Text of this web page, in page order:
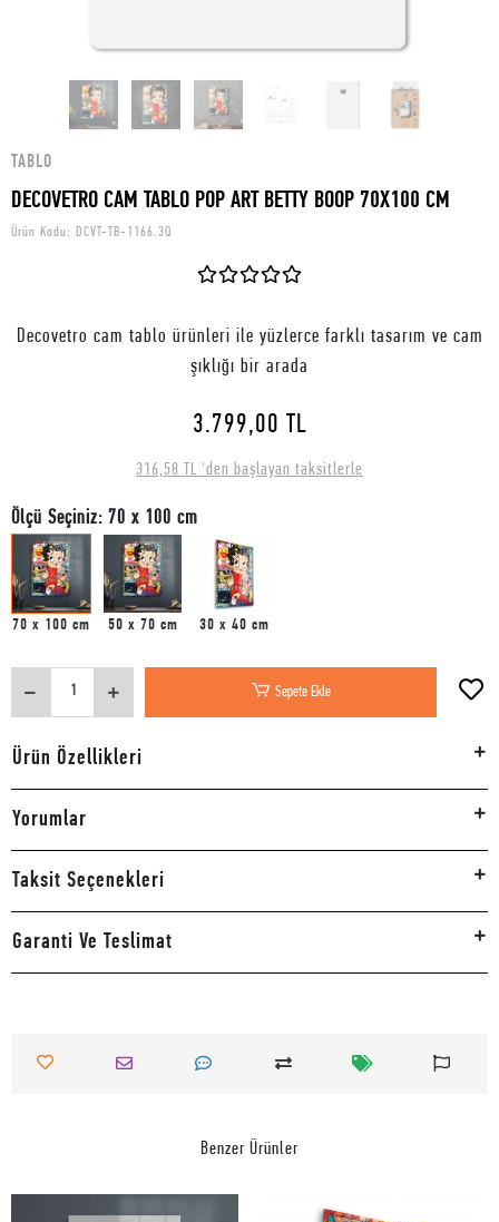
TABLO
DECOVETRO CAM TABLO POP ART BETTY BOOP 70X100 CM
Ürün Kodu: DCVT-TB-1166.3Q
Decovetro cam tablo ürünleri ile yüzlerce farklı tasarım ve cam
şıklığı bir arada
3.799,00 TL
316,58 TL 'den başlayan taksitlerle
Ölçü Seçiniz: 70 x 100 cm
70 x 100 cm 50 x 70 cm 30 x 40 cm
Sepete Ekle
Ürün Özellikleri
Yorumlar
Taksit Seçenekleri
Garanti Ve Teslimat
Benzer Ürünler